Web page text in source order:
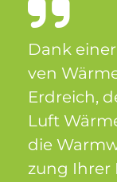
Dank
ven
Erd­reich,
Luft
die
zung Ih­rer